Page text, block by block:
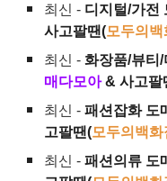
최신 - 디지털/가전
사고팔땐(모두의
최신 -화장품/뷰티
매다모아 & 사고팔
최신 -패션잡화 도
고팔땐(모두의백
최신 -패션의류 도